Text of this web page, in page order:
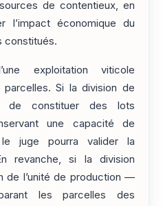
de contentieux, en
l’impact économique du
constitués.
exploitation viticole
Si la division de
de constituer des lots
une capacité de
le juge pourra valider la
revanche, si la division
de l’unité de production —
les parcelles des